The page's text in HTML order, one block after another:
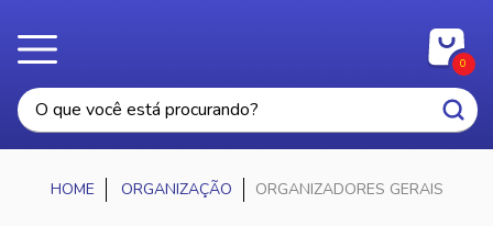
0
ORGANIZAÇÃO ORGANIZADORES GERAIS